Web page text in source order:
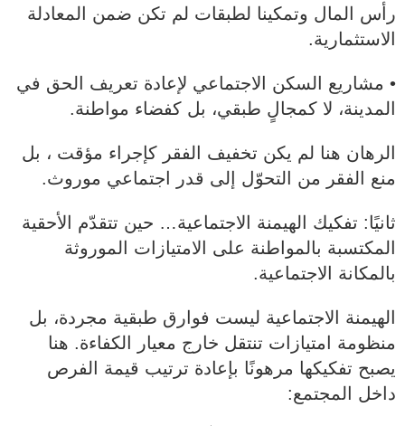
رأس المال وتمكينا لطبقات لم تكن ضمن المعادلة
الاستثمارية.
• مشاريع السكن الاجتماعي لإعادة تعريف الحق في
المدينة، لا كمجالٍ طبقي، بل كفضاء مواطنة.
الرهان هنا لم يكن تخفيف الفقر كإجراء مؤقت ، بل
منع الفقر من التحوّل إلى قدر اجتماعي موروث.
ثانيًا: تفكيك الهيمنة الاجتماعية… حين تتقدّم الأحقية
المكتسبة بالمواطنة على الامتيازات الموروثة
بالمكانة الاجتماعية.
الهيمنة الاجتماعية ليست فوارق طبقية مجردة، بل
منظومة امتيازات تنتقل خارج معيار الكفاءة. هنا
يصبح تفكيكها مرهونًا بإعادة ترتيب قيمة الفرص
داخل المجتمع: